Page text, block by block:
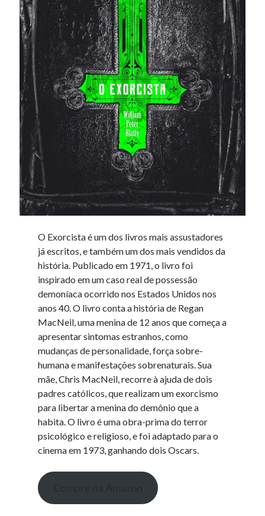
O Exorcista é um dos livros mais assustadores
já escritos, e também um dos mais vendidos da
história. Publicado em 1971, o livro foi
inspirado em um caso real de possessão
demoníaca ocorrido nos Estados Unidos nos
anos 40. O livro conta a história de Regan
MacNeil, uma menina de 12 anos que começa a
apresentar sintomas estranhos, como
mudanças de personalidade, força sobre-
humana e manifestações sobrenaturais. Sua
mãe, Chris MacNeil, recorre à ajuda de dois
padres católicos, que realizam um exorcismo
para libertar a menina do demônio que a
habita. O livro é uma obra-prima do terror
psicológico e religioso, e foi adaptado para o
cinema em 1973, ganhando dois Oscars.